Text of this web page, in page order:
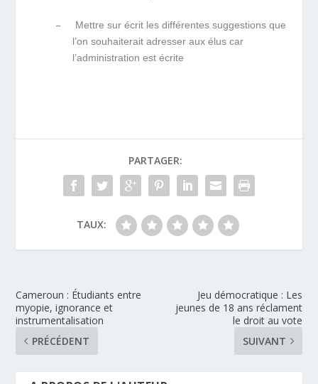
–
Mettre sur écrit les différentes suggestions que
l’on souhaiterait adresser aux élus car
l’administration est écrite
PARTAGER:
TAUX:
Cameroun : Étudiants entre
myopie, ignorance et
instrumentalisation
PRÉCÉDENT
Jeu démocratique : Les
jeunes de 18 ans réclament
le droit au vote
SUIVANT